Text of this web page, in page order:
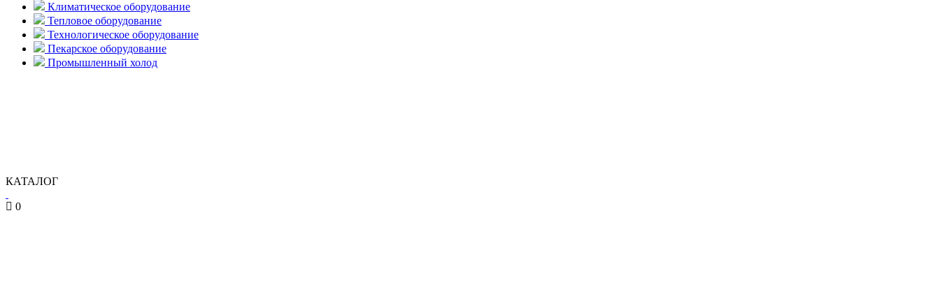
Климатическое оборудование
Тепловое оборудование
Технологическое оборудование
Пекарское оборудование
Промышленный холод
КАТАЛОГ
0